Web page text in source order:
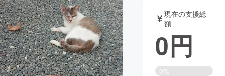
アート・写真 音楽
テクノロジー・ガジェット ゲーム・サ
映像・映画 書籍・雑誌
現在の支援総
額
0円
0%